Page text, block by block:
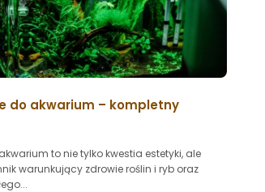
do akwarium – kompletny
to nie tylko kwestia estetyki, ale
warunkujący zdrowie roślin i ryb oraz